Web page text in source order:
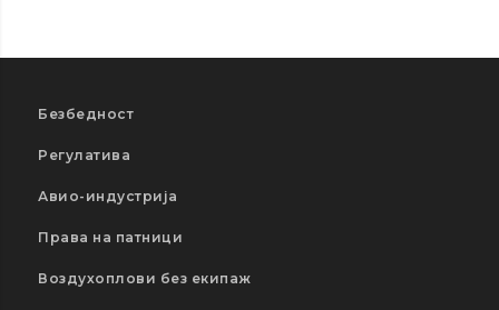
Безбедност
Регулатива
Авио-индустрија
Права на патници
Воздухоплови без екипаж